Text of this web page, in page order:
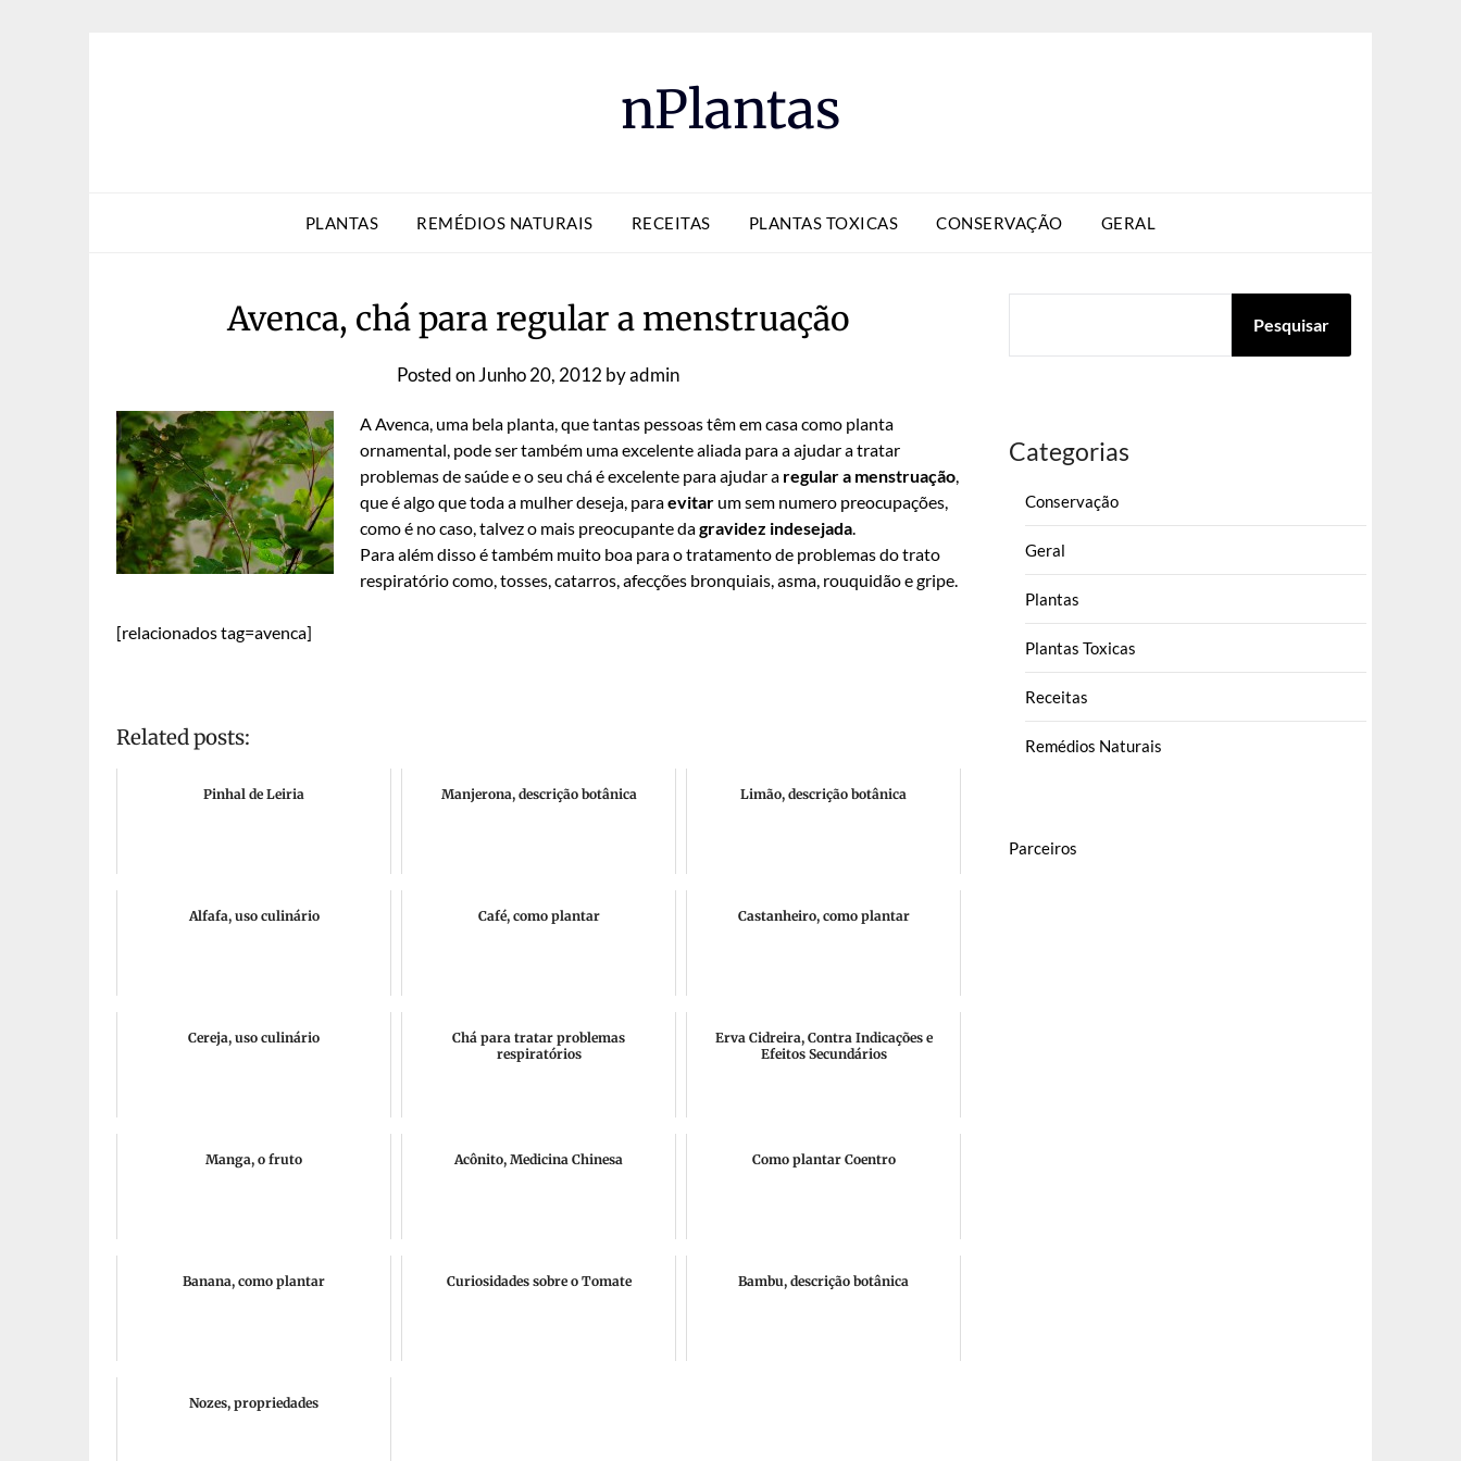
nPlantas
PLANTAS REMÉDIOS NATURAIS RECEITAS PLANTAS TOXICAS CONSERVAÇÃO GERAL
Avenca, chá para regular a menstruação
Posted onJunho 20, 2012 byadmin
A Avenca, uma bela planta, que tantas pessoas têm em casa como planta
ornamental, pode ser também uma excelente aliada para a ajudar a tratar
problemas de saúde e o seu chá é excelente para ajudar a regular a menstruação,
que é algo que toda a mulher deseja, paraevitar um sem numero preocupações,
como é no caso, talvez o mais preocupante dagravidez indesejada.
Para além disso é também muito boa para o tratamento de problemas do trato
respiratório como, tosses, catarros, afecções bronquiais, asma, rouquidão e gripe.
[relacionados tag=avenca]
Related posts:
Pinhal de Leiria Manjerona, descrição botânica Limão, descrição botânica
Alfafa, uso culinário Café, como plantar Castanheiro, como plantar
Cereja, uso culinário
Chá para tratar problemas
respiratórios
Erva Cidreira, Contra Indicações e
Efeitos Secundários
Manga, o fruto Acônito, Medicina Chinesa Como plantar Coentro
Banana, como plantar Curiosidades sobre o Tomate Bambu, descrição botânica
Nozes, propriedades
Pesquisar
Categorias
Conservação
Geral
Plantas
Plantas Toxicas
Receitas
Remédios Naturais
Parceiros